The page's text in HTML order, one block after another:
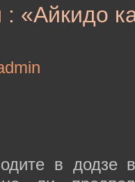
: «Айкидо
в додзе